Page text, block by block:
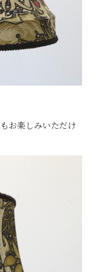
お楽しみいただけ